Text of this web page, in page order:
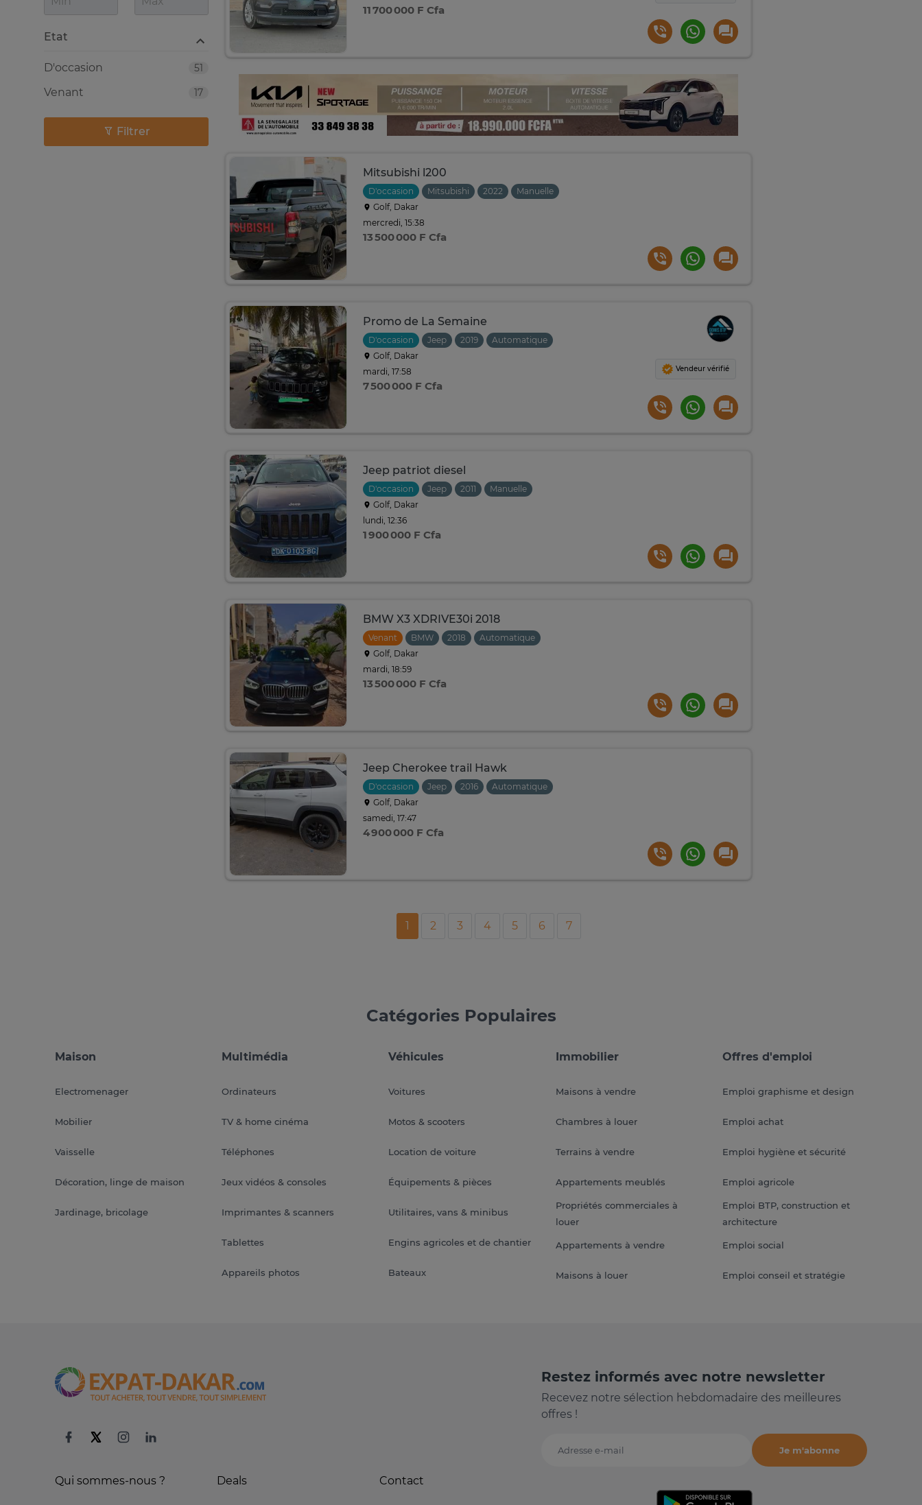
11 700 000 F Cfa
Mitsubishi l200
D'occasion Mitsubishi 2022
Manuelle
Golf, Dakar
mercredi, 15:38
13 500 000 F Cfa
Promo de La Semaine
D'occasion Jeep 2019
Automatique
Golf, Dakar
mardi, 17:58
7 500 000 F Cfa
Vendeur vérifié
Jeep patriot diesel
D'occasion Jeep 2011
Manuelle
Golf, Dakar
lundi, 12:36
1 900 000 F Cfa
BMW X3 XDRIVE30i 2018
Venant BMW 2018
Automatique
Golf, Dakar
mardi, 18:59
13 500 000 F Cfa
Jeep Cherokee trail Hawk
D'occasion Jeep 2016
Automatique
Golf, Dakar
samedi, 17:47
4 900 000 F Cfa
1 2 3 4 5 6 7
Etat
51
D'occasion
17
Venant
Filtrer
Catégories Populaires
Maison
Electromenager
Mobilier
Vaisselle
Décoration, linge de maison
Jardinage, bricolage
Multimédia
Ordinateurs
TV & home cinéma
Téléphones
Jeux vidéos & consoles
Imprimantes & scanners
Tablettes
Appareils photos
Véhicules
Voitures
Motos & scooters
Location de voiture
Équipements & pièces
Utilitaires, vans & minibus
Engins agricoles et de chantier
Bateaux
Immobilier
Maisons à vendre
Chambres à louer
Terrains à vendre
Appartements meublés
Propriétés commerciales à
louer
Appartements à vendre
Maisons à louer
Offres d'emploi
Emploi graphisme et design
Emploi achat
Emploi hygiène et sécurité
Emploi agricole
Emploi BTP, construction et
architecture
Emploi social
Emploi conseil et stratégie
Qui sommes-nous ? Deals Contact
Restez informés avec notre newsletter
Recevez notre sélection hebdomadaire des meilleures
offres !
Adresse e-mail
Je m'abonne